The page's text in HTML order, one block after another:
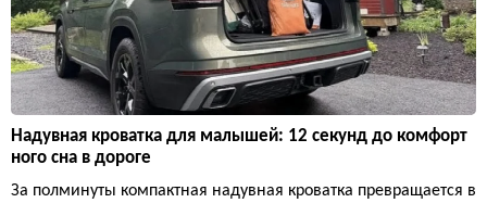
Надувная кроватка для малышей: 12 секунд до комфорт
ного сна в дороге
За полминуты компактная надувная кроватка превращается в